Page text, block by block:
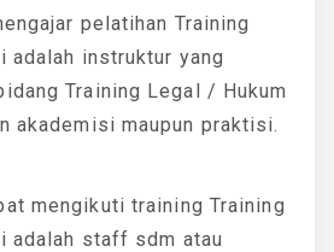
pelatihan Training
adalah instruktur yang
Training Legal / Hukum
akademisi maupun praktisi.
mengikuti training Training
adalah staff sdm atau